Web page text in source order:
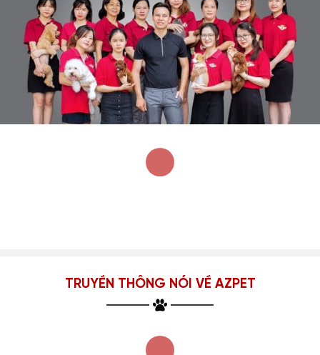
TRUYỀN THÔNG NÓI VỀ AZPET